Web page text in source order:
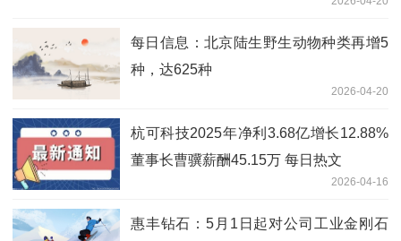
每日信息：北京陆生野生动物种类再增5
种，达625种
2026-04-20
杭可科技2025年净利3.68亿增长12.88%
董事长曹骥薪酬45.15万 每日热文
2026-04-16
惠丰钻石：5月1日起对公司工业金刚石